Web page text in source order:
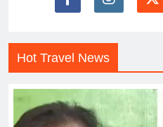
Hot Travel News